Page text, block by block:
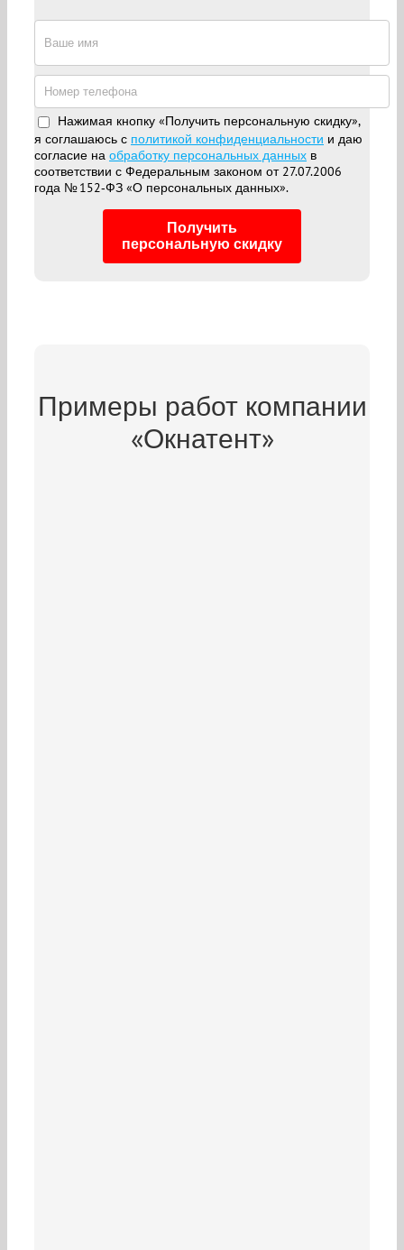
Нажимая кнопку «Получить персональную скидку»,
я соглашаюсь с политикой конфиденциальности и даю
согласие на обработку персональных данных в
соответствии с Федеральным законом от 27.07.2006
года № 152‑ФЗ «О персональных данных».
Получить
персональную скидку
Примеры работ компании
«Окнатент»